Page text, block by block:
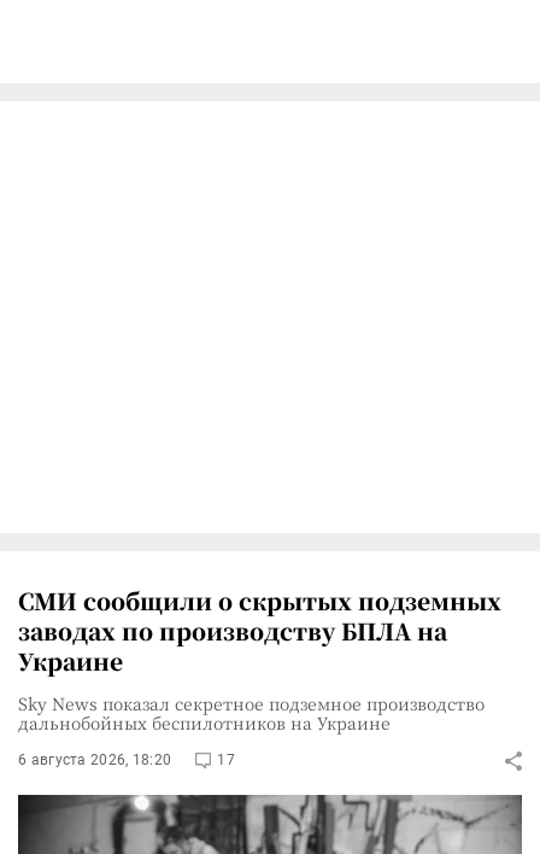
СМИ сообщили о скрытых подземных
заводах по производству БПЛА на
Украине
Sky News показал секретное подземное производство
дальнобойных беспилотников на Украине
6 августа 2026, 18:20 17